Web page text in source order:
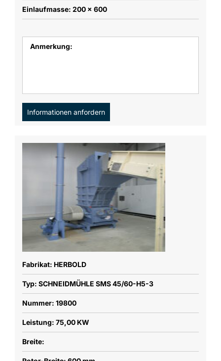
Einlaufmasse: 200 x 600
Anmerkung:
Informationen anfordern
Fabrikat: HERBOLD
Typ: SCHNEIDMÜHLE SMS 45/60-H5-3
Nummer: 19800
Leistung: 75,00 KW
Breite: